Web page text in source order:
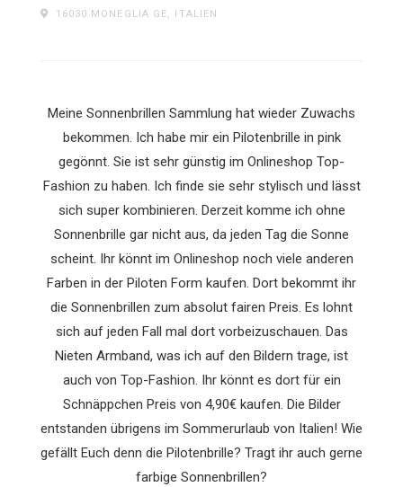
16030 MONEGLIA GE, ITALIEN
Meine Sonnenbrillen Sammlung hat wieder Zuwachs
bekommen. Ich habe mir ein Pilotenbrille in pink
gegönnt. Sie ist sehr günstig im Onlineshop Top-
Fashion zu haben. Ich finde sie sehr stylisch und lässt
sich super kombinieren. Derzeit komme ich ohne
Sonnenbrille gar nicht aus, da jeden Tag die Sonne
scheint. Ihr könnt im Onlineshop noch viele anderen
Farben in der Piloten Form kaufen. Dort bekommt ihr
die Sonnenbrillen zum absolut fairen Preis. Es lohnt
sich auf jeden Fall mal dort vorbeizuschauen. Das
Nieten Armband, was ich auf den Bildern trage, ist
auch von Top-Fashion. Ihr könnt es dort für ein
Schnäppchen Preis von 4,90€ kaufen. Die Bilder
entstanden übrigens im Sommerurlaub von Italien! Wie
gefällt Euch denn die Pilotenbrille? Tragt ihr auch gerne
farbige Sonnenbrillen?